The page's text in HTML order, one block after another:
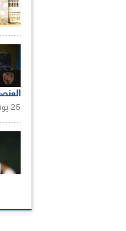
25 يونيو 2021 |